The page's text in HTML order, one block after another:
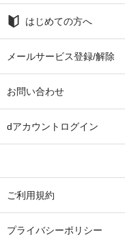
はじめての方へ
メールサービス登録/解除
お問い合わせ
dアカウントログイン
ご利用規約
プライバシーポリシー